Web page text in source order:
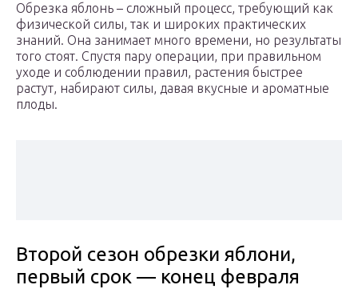
Обрезка яблонь – сложный процесс, требующий как
физической силы, так и широких практических
знаний. Она занимает много времени, но результаты
того стоят. Спустя пару операции, при правильном
уходе и соблюдении правил, растения быстрее
растут, набирают силы, давая вкусные и ароматные
плоды.
Второй сезон обрезки яблони,
первый срок — конец февраля